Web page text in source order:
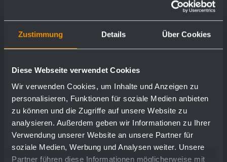
Zustimmung Details Über Cookies
Diese Webseite verwendet Cookies
Wir verwenden Cookies, um Inhalte und Anzeigen zu
personalisieren, Funktionen für soziale Medien anbieten
zu können und die Zugriffe auf unsere Website zu
analysieren. Außerdem geben wir Informationen zu Ihrer
Verwendung unserer Website an unsere Partner für
soziale Medien, Werbung und Analysen weiter. Unsere
Partner führen diese Informationen möglicherweise mit
Ernst Wagner GmbH & Co. KG is represented by the
personally liable partner:
Ernst Winter Verwaltungs- und Beteiligungs- GmbH,
Reutlingen, AG Stuttgart HRB 351655;
the GmbH is represented by: Geschäftsführer Hans -
Otto Winter (Vorsitzender), Peter Grözinger, Markus
Pfrepper
Register jurisdiction: Amtsgericht Stuttgart
Commercial Register